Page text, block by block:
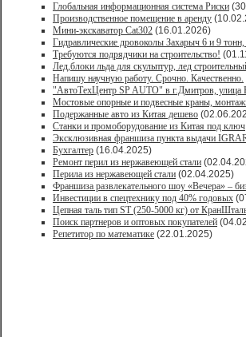
Глобальная информационная система Риски
Производственное помещение в аренду
Мини-экскаватор Cat302 (16.01.2026)
Гидравлические дровоколы Захарыч 6 и 9 тонн,
Требуются подрядчики на строительство!
Лед,блоки льда для скульптур, лед
Напишу научную работу. Срочно. Качественно.
"АвтоТехЦентр SP AUTO" в г.Дмитров, улица
Мостовые опорные и подвесные краны,
Подержанные авто из Китая дешево
Станки и промоборудование из Китая под ключ
Эксклюзивная франшиза пункта выдачи
Бухгалтер (16.04.2025)
Ремонт перил из нержавеющей стали
Перила из нержавеющей стали (02.04.2025)
Франшиза развлекательного шоу «Вечера» –
Инвестиции в спецтехнику под 40% годовых
Цепная таль тип ST (250-5000 кг) от
Поиск партнеров и оптовых покупателей
Репетитор по математике (22.01.2025)